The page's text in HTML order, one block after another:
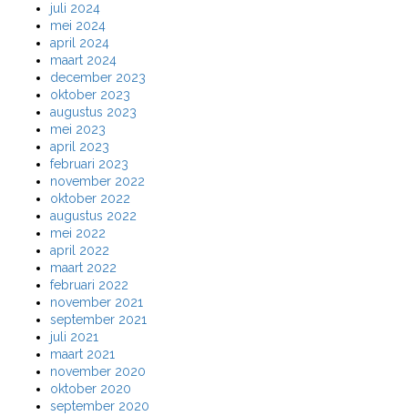
juli 2024
mei 2024
april 2024
maart 2024
december 2023
oktober 2023
augustus 2023
mei 2023
april 2023
februari 2023
november 2022
oktober 2022
augustus 2022
mei 2022
april 2022
maart 2022
februari 2022
november 2021
september 2021
juli 2021
maart 2021
november 2020
oktober 2020
september 2020